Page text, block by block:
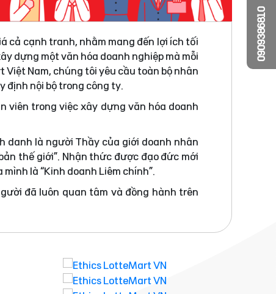
cả cạnh tranh, nhằm mang đến lợi ích tối
dựng một văn hóa doanh nghiệp mà mỗi
Nam, chúng tôi yêu cầu toàn bộ nhân
định nội bộ trong công ty.
viên trong việc xây dựng văn hóa doanh
danh là người Thầy của giới doanh nhân
thế giới”. Nhận thức được đạo đức mới
là “Kinh doanh Liêm chính”.
đã luôn quan tâm và đồng hành trên
0909386810